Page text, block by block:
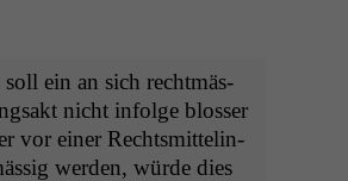
ein an sich recht­mäs­
nicht infolge bloss­er
vor ein­er Rechtsmit­telin­
wer­den, würde dies